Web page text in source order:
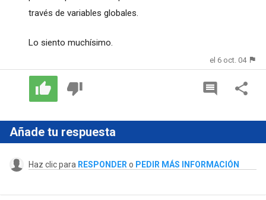
través de variables globales.
Lo siento muchísimo.
el 6 oct. 04
Añade tu respuesta
Haz clic para RESPONDER o PEDIR MÁS INFORMACIÓN